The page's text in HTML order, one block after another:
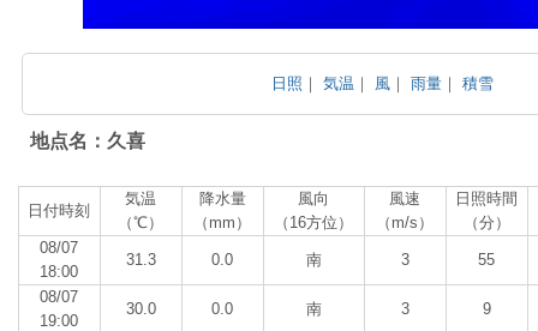
日照 ｜気温 ｜ 風 ｜雨量 ｜積雪
地点名：久喜
日付時刻
気温
（℃）
降水量
（mm）
風向
（16方位）
風速
（m/s）
日照時間
（分）
08/07
18:00
31.3 0.0 南 3 55
08/07
19:00
30.0 0.0 南 3 9